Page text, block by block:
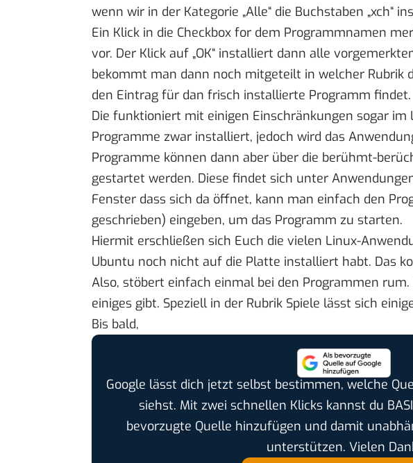
wenn wir in der Kategorie „Alle“ die Buchstaben „xch“
Ein Klick in die Checkbox for dem Programmnamen
vor. Der Klick auf „OK“ installiert dann alle
bekommt man dann noch mitgeteilt in welcher Rubrik
den Eintrag für dan frisch installierte Programm findet.
Die funktioniert mit einigen Einschränkungen sogar im
Programme zwar installiert, jedoch wird das
Programme können dann aber über die berühmt-
gestartet werden. Diese findet sich unter
Fenster dass sich da öffnet, kann man einfach den
geschrieben) eingeben, um das Programm zu starten.
Hiermit erschließen sich Euch die vielen Linux-
Ubuntu noch nicht auf die Platte installiert habt. Das
Also, stöbert einfach einmal bei den Programmen
einiges gibt. Speziell in der Rubrik Spiele lässt sich
Bis bald,
Google lässt dich jetzt selbst bestimmen, welche
siehst. Mit zwei schnellen Klicks kannst du
bevorzugte Quelle hinzufügen und damit
unterstützen. Vielen